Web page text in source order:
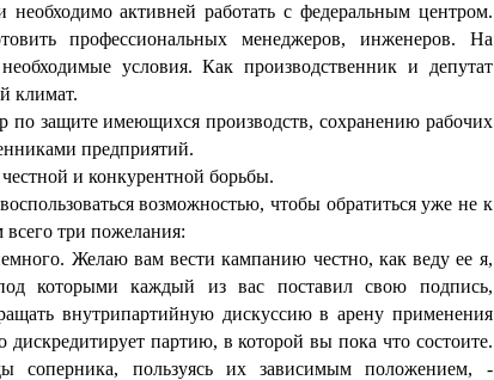
активней работать с федеральным центром.
профессиональных менеджеров, инженеров. На
условия. Как производственник и депутат
климат.
по защите имеющихся производств, сохранению рабочих
предприятий.
и конкурентной борьбы.
возможностью, чтобы обратиться уже не к
три пожелания:
Желаю вам вести кампанию честно, как веду ее я,
которыми каждый из вас поставил свою подпись,
внутрипартийную дискуссию в арену применения
партию, в которой вы пока что состоите.
соперника, пользуясь их зависимым положением, -